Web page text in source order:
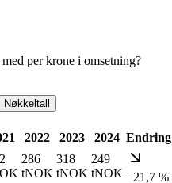
per krone i omsetning?
Nøkkeltall
2022 2023 2024 Endring
286
tNOK
318
tNOK
249
tNOK −21,7 %